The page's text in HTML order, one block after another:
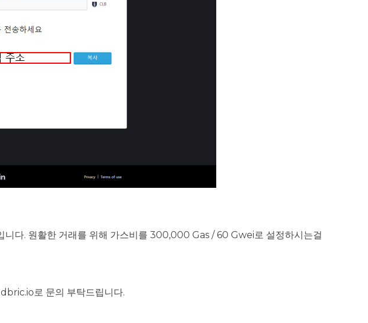
다. 원활한 거래를 위해 가스비를 300,000 Gas / 60 Gwei로 설정하시는걸
로 문의 부탁드립니다.